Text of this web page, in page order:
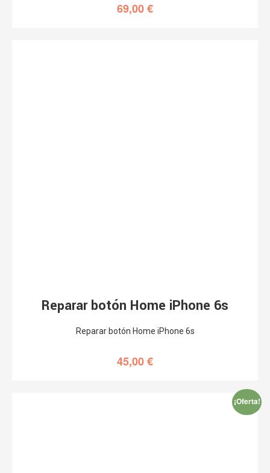
69,00€
Reparar botón Home iPhone 6s
Reparar botón Home iPhone 6s
45,00€
¡Oferta!